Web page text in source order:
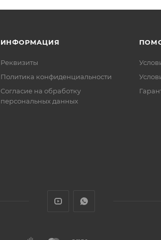
ИНФОРМАЦИЯ
Реквизиты
Политика конфиденциальности
Cогласие на обработку
персональных данных